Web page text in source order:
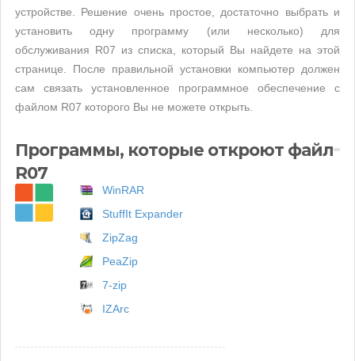
устройстве. Решение очень простое, достаточно выбрать и
установить одну программу (или несколько) для
обслуживания R07 из списка, который Вы найдете на этой
странице. После правильной установки компьютер должен
сам связать установленное программное обеспечение с
файлом R07 которого Вы не можете открыть.
Программы, которые откроют файл
R07
WinRAR
StuffIt Expander
ZipZag
PeaZip
7-zip
IZArc